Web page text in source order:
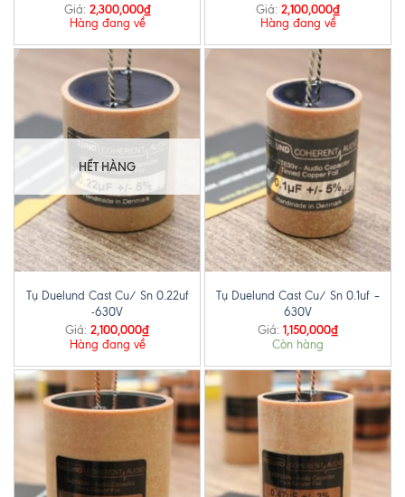
Giá: 2,300,000₫
Hàng đang về
Giá: 2,100,000₫
Hàng đang về
HẾT HÀNG
Tụ Duelund Cast Cu/ Sn 0.22uf
-630V
Giá: 2,100,000₫
Hàng đang về
Tụ Duelund Cast Cu/ Sn 0.1uf –
630V
Giá: 1,150,000₫
Còn hàng